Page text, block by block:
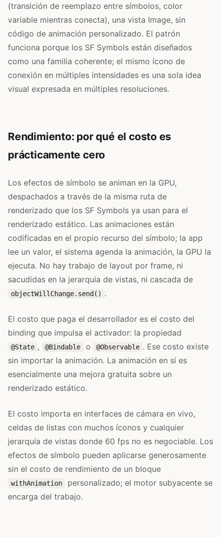
(transición de reemplazo entre símbolos, color
variable mientras conecta), una vista Image, sin
código de animación personalizado. El patrón
funciona porque los SF Symbols están diseñados
como una familia coherente; el mismo ícono de
conexión en múltiples intensidades es una sola idea
visual expresada en múltiples resoluciones.
Rendimiento: por qué el costo es
prácticamente cero
Los efectos de símbolo se animan en la GPU,
despachados a través de la misma ruta de
renderizado que los SF Symbols ya usan para el
renderizado estático. Las animaciones están
codificadas en el propio recurso del símbolo; la app
lee un valor, el sistema agenda la animación, la GPU la
ejecuta. No hay trabajo de layout por frame, ni
sacudidas en la jerarquía de vistas, ni cascada de
objectWillChange.send() .
El costo que paga el desarrollador es el costo del
binding que impulsa el activador: la propiedad
@State , @Bindable o @Observable . Ese costo existe
sin importar la animación. La animación en sí es
esencialmente una mejora gratuita sobre un
renderizado estático.
El costo importa en interfaces de cámara en vivo,
celdas de listas con muchos íconos y cualquier
jerarquía de vistas donde 60 fps no es negociable. Los
efectos de símbolo pueden aplicarse generosamente
sin el costo de rendimiento de un bloque
withAnimation
personalizado; el motor subyacente se
encarga del trabajo.